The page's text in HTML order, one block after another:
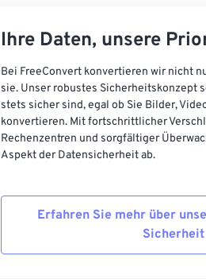
Ihre Daten, unsere
Bei FreeConvert konvertieren wir nicht
sie. Unser robustes Sicherheitskonzept
stets sicher sind, egal ob Sie Bilder,
konvertieren. Mit fortschrittlicher
Rechenzentren und sorgfältiger
Aspekt der Datensicherheit ab.
Erfahren Sie mehr über
Sicherheit